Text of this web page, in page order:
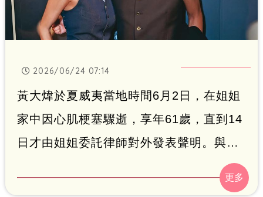
2026/06/24 07:14
黃大煒於夏威夷當地時間6月2日，在姐姐
家中因心肌梗塞驟逝，享年61歲，直到14
日才由姐姐委託律師對外發表聲明。與他
相伴31年、卻始終未登記結婚的趙濰佳
（Vicky Chao），因被排除在後事處理之